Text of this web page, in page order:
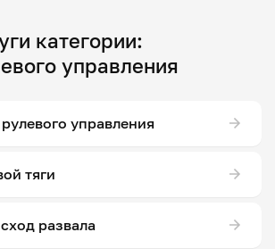
категории:
управления
управления
тяги
развала